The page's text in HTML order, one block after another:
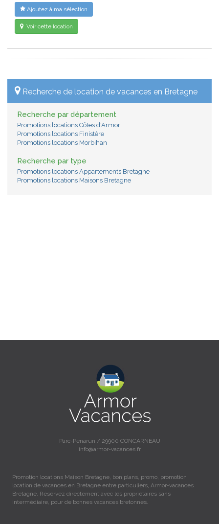
Ajoutez à ma sélection
Voir cette location
Recherche de location de vacances en Bretagne
Recherche par département
Promotions locations Côtes d'Armor
Promotions locations Finistère
Promotions locations Morbihan
Recherche par type
Promotions locations Appartements Bretagne
Promotions locations Maisons Bretagne
Parc-Penarun / 29900 CONCARNEAU
info@armor-vacances.fr
Promotion locations Maison Bretagne, bon plans, promo, promotion
location de vacances en Bretagne entre particuliers, Armor-vacances
Bretagne. Réservez directement avec les propriétaires sans
intermédiaire, pour de bonnes vacances bretonnes.